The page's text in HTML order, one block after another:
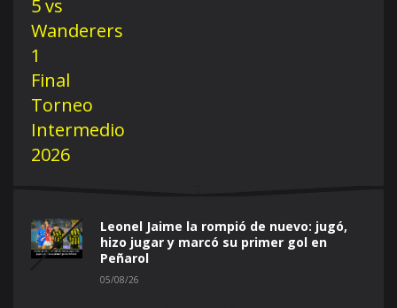
Leonel Jaime la rompió de nuevo: jugó,
hizo jugar y marcó su primer gol en
Peñarol
05/08/26